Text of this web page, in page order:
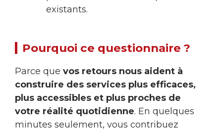
existants.
Pourquoi ce questionnaire ?
Parce que vos retours nous aident à
construire des services plus efficaces,
plus accessibles et plus proches de
votre réalité quotidienne. En quelques
minutes seulement, vous contribuez